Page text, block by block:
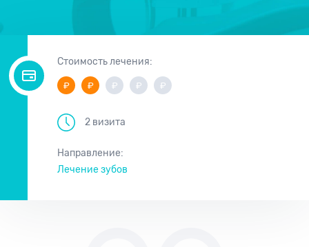
Стоимость лечения:
2 визита
Направление:
Лечение зубов